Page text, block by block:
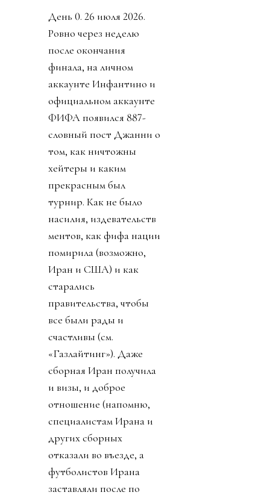
День 0. 26 июля 2026.
Ровно через неделю
после окончания
финала, на личном
аккаунте Инфантино и
официальном аккаунте
ФИФА появился 887-
словный пост Джанни о
том, как ничтожны
хейтеры и каким
прекрасным был
турнир. Как не было
насилия, издевательств
ментов, как фифа нации
помирила (возможно,
Иран и США) и как
старались
правительства, чтобы
все были рады и
счастливы (см.
«Газлайтинг»). Даже
сборная Иран получила
и визы, и доброе
отношение (напомню,
специалистам Ирана и
других сборных
отказали во въезде, а
футболистов Ирана
заставляли после по